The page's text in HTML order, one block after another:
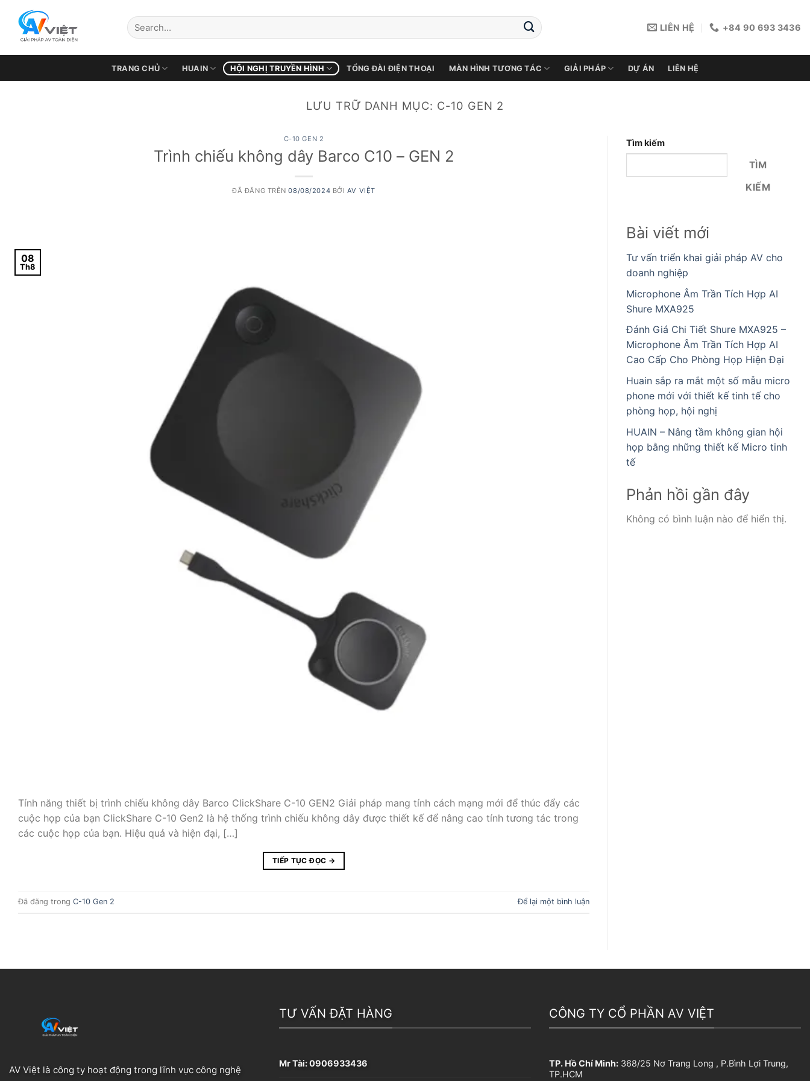
Chuyển
dung
LIÊN HỆ +84 90 693 3436
TRANG CHỦ HUAIN HỘI NGHỊ TRUYỀN HÌNH TỔNG ĐÀI ĐIỆN THOẠI MÀN HÌNH TƯƠNG TÁC GIẢI PHÁP DỰ ÁN LIÊN HỆ
LƯU TRỮ DANH MỤC: C-10 GEN 2
C-10 GEN 2
Trình chiếu không dây Barco C10 – GEN 2
ĐÃ ĐĂNG TRÊN08/08/2024 BỞI AV VIỆT
08
Th8
Tính năng thiết bị trình chiếu không dây Barco ClickShare C-10 GEN2 Giải pháp mang tính cách mạng mới để thúc đẩy các
cuộc họp của bạn ClickShare C-10 Gen2 là hệ thống trình chiếu không dây được thiết kế để nâng cao tính tương tác trong
các cuộc họp của bạn. Hiệu quả và hiện đại, […]
TIẾP TỤC ĐỌC →
Đã đăng trong C-10 Gen 2 Để lại một bình luận
Tìm kiếm
TÌM
KIẾM
Bài viết mới
Tư vấn triển khai giải pháp AV cho
doanh nghiệp
Microphone Âm Trần Tích Hợp AI
Shure MXA925
Đánh Giá Chi Tiết Shure MXA925 –
Microphone Âm Trần Tích Hợp AI
Cao Cấp Cho Phòng Họp Hiện Đại
Huain sắp ra mắt một số mẫu micro
phone mới với thiết kế tinh tế cho
phòng họp, hội nghị
HUAIN – Nâng tầm không gian hội
họp bằng những thiết kế Micro tinh
tế
Phản hồi gần đây
Không có bình luận nào để hiển thị.
AV Việt là công ty hoạt động trong lĩnh vực công nghệ
TƯ VẤN ĐẶT HÀNG
Mr Tài:0906933436
CÔNG TY CỔ PHẦN AV VIỆT
TP. Hồ Chí Minh: 368/25 Nơ Trang Long , P.Bình Lợi Trung,
TP.HCM